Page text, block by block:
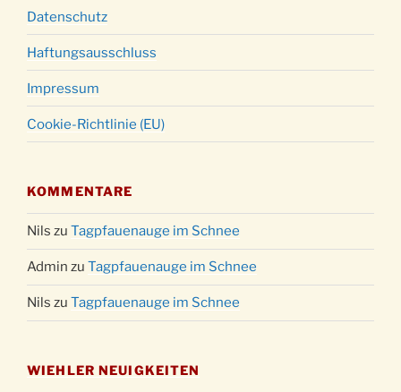
Datenschutz
Haftungsausschluss
Impressum
Cookie-Richtlinie (EU)
KOMMENTARE
Nils zu Tagpfauenauge im Schnee
Admin zu Tagpfauenauge im Schnee
Nils zu Tagpfauenauge im Schnee
WIEHLER NEUIGKEITEN